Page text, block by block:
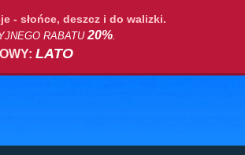
- słońce, deszcz i do walizki.
RABATU20%.
LATO